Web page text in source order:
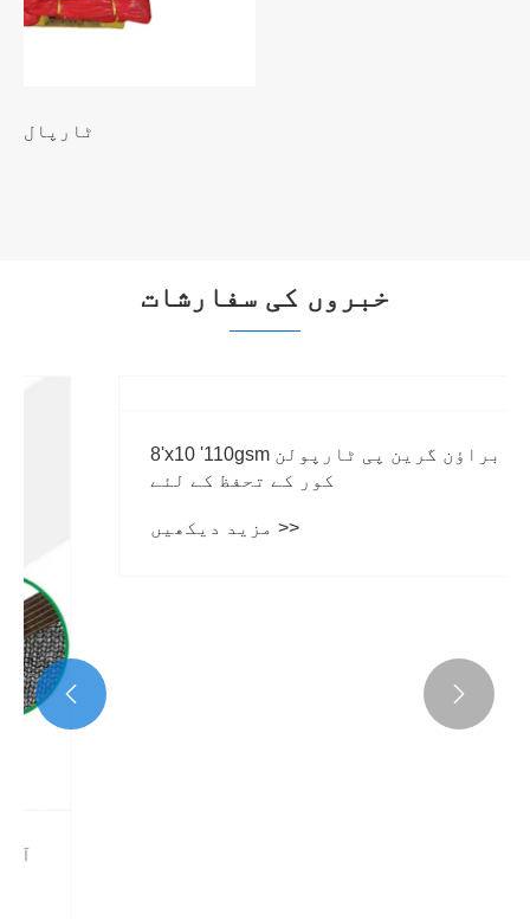
خبروں کی سفارشات
8'x10 '110gsm براؤن گرین پی ٹارپولن
کور کے تحفظ کے لئے
 